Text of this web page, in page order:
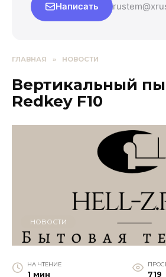
Написать
ГЛАВНАЯ » НОВОСТИ
Вертикальный
Redkey F10
НОВОСТИ
НА ЧТЕНИЕ
1 мин 719